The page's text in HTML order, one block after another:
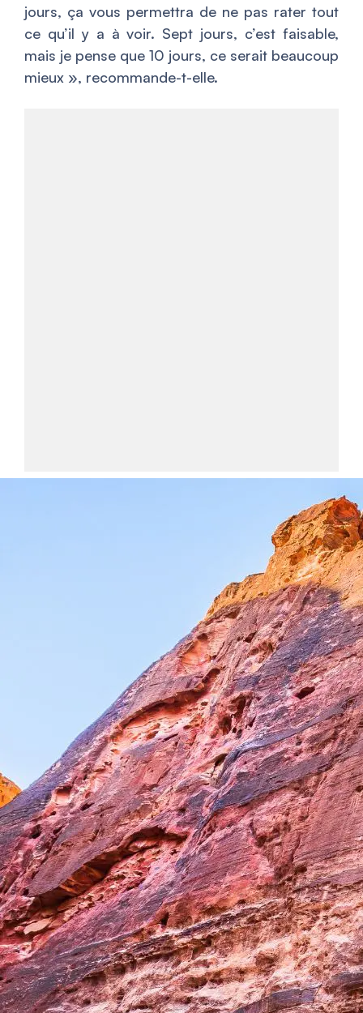
jours, ça vous permettra de ne pas rater tout
ce qu’il y a à voir. Sept jours, c’est faisable,
mais je pense que 10 jours, ce serait beaucoup
mieux », recommande-t-elle.